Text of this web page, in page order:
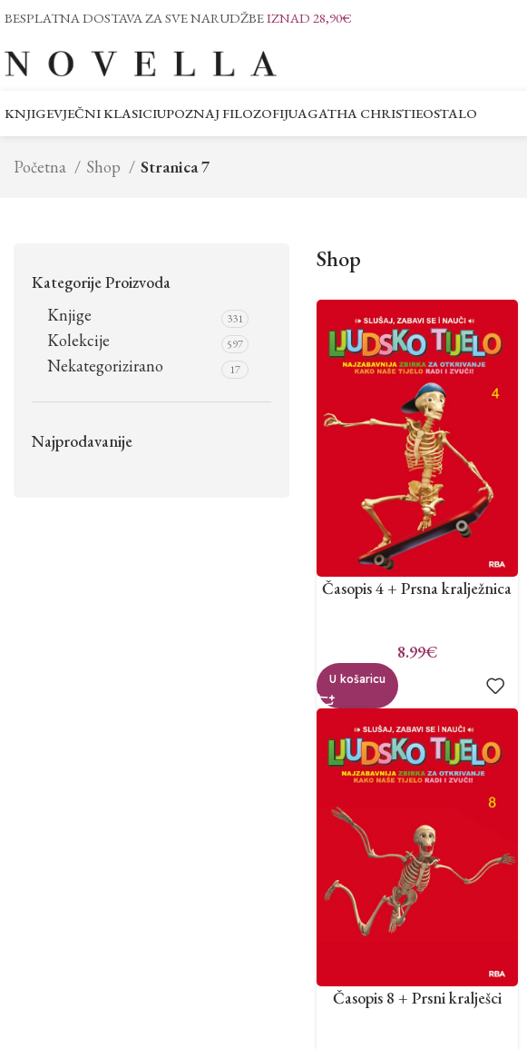
BESPLATNA DOSTAVA ZA SVE NARUDŽBEIZNAD 28,90€
KNJIGEVJEČNI KLASICIUPOZNAJ FILOZOFIJUAGATHA CHRISTIEOSTALO
Početna Shop Stranica 7
Kategorije Proizvoda
Knjige
331
Kolekcije 597
Nekategorizirano 17
Najprodavanije
Shop
Časopis 4 + Prsna kralježnica
8.99€
U košaricu
Časopis 8 + Prsni kralješci